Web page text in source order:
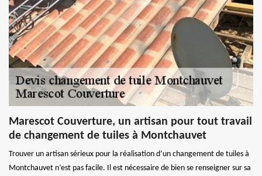
Marescot Couverture, un artisan pour tout travail
de changement de tuiles à Montchauvet
Trouver un artisan sérieux pour la réalisation d’un changement de tuiles à
Montchauvet n’est pas facile. Il est nécessaire de bien se renseigner sur sa